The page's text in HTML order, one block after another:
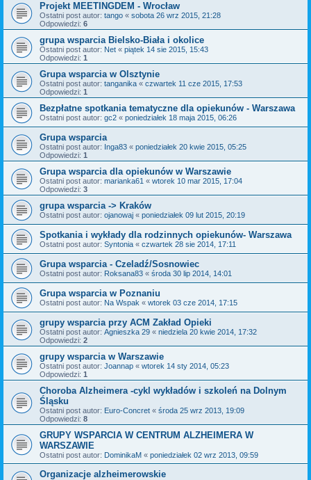
Projekt MEETINGDEM - Wrocław
Ostatni post autor: tango « sobota 26 wrz 2015, 21:28
Odpowiedzi: 6
grupa wsparcia Bielsko-Biała i okolice
Ostatni post autor: Net « piątek 14 sie 2015, 15:43
Odpowiedzi: 1
Grupa wsparcia w Olsztynie
Ostatni post autor: tanganika « czwartek 11 cze 2015, 17:53
Odpowiedzi: 1
Bezpłatne spotkania tematyczne dla opiekunów - Warszawa
Ostatni post autor: gc2 « poniedziałek 18 maja 2015, 06:26
Grupa wsparcia
Ostatni post autor: Inga83 « poniedziałek 20 kwie 2015, 05:25
Odpowiedzi: 1
Grupa wsparcia dla opiekunów w Warszawie
Ostatni post autor: marianka61 « wtorek 10 mar 2015, 17:04
Odpowiedzi: 3
grupa wsparcia -> Kraków
Ostatni post autor: ojanowaj « poniedziałek 09 lut 2015, 20:19
Spotkania i wykłady dla rodzinnych opiekunów- Warszawa
Ostatni post autor: Syntonia « czwartek 28 sie 2014, 17:11
Grupa wsparcia - Czeladź/Sosnowiec
Ostatni post autor: Roksana83 « środa 30 lip 2014, 14:01
Grupa wsparcia w Poznaniu
Ostatni post autor: Na Wspak « wtorek 03 cze 2014, 17:15
grupy wsparcia przy ACM Zakład Opieki
Ostatni post autor: Agnieszka 29 « niedziela 20 kwie 2014, 17:32
Odpowiedzi: 2
grupy wsparcia w Warszawie
Ostatni post autor: Joannap « wtorek 14 sty 2014, 05:23
Odpowiedzi: 1
Choroba Alzheimera -cykl wykładów i szkoleń na Dolnym
Śląsku
Ostatni post autor: Euro-Concret « środa 25 wrz 2013, 19:09
Odpowiedzi: 8
GRUPY WSPARCIA W CENTRUM ALZHEIMERA W
WARSZAWIE
Ostatni post autor: DominikaM « poniedziałek 02 wrz 2013, 09:59
Organizacje alzheimerowskie